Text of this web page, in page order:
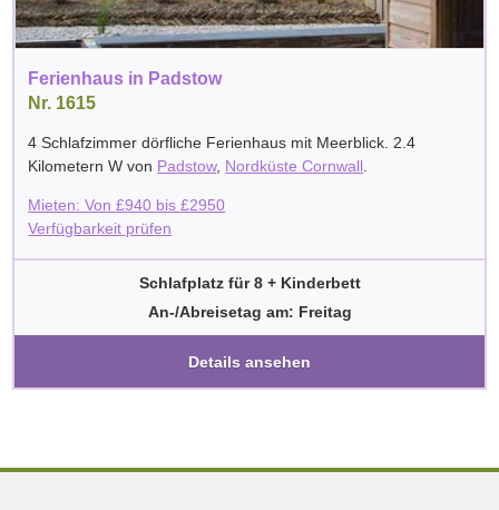
Ferienhaus in Padstow
Nr. 1615
4 Schlafzimmer dörfliche Ferienhaus mit Meerblick. 2.4
Kilometern W von Padstow, Nordküste Cornwall
Mieten: Von£940 bis£2950
Verfügbarkeit prüfen
Schlafplatz für 8 + Kinderbett
An-/Abreisetag am: Freitag
Details ansehen